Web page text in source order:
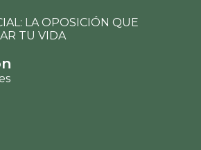
LA OPOSICIÓN QUE
TU VIDA